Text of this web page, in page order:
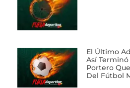
El Último
Así Terminó
Portero
Del Fútbol